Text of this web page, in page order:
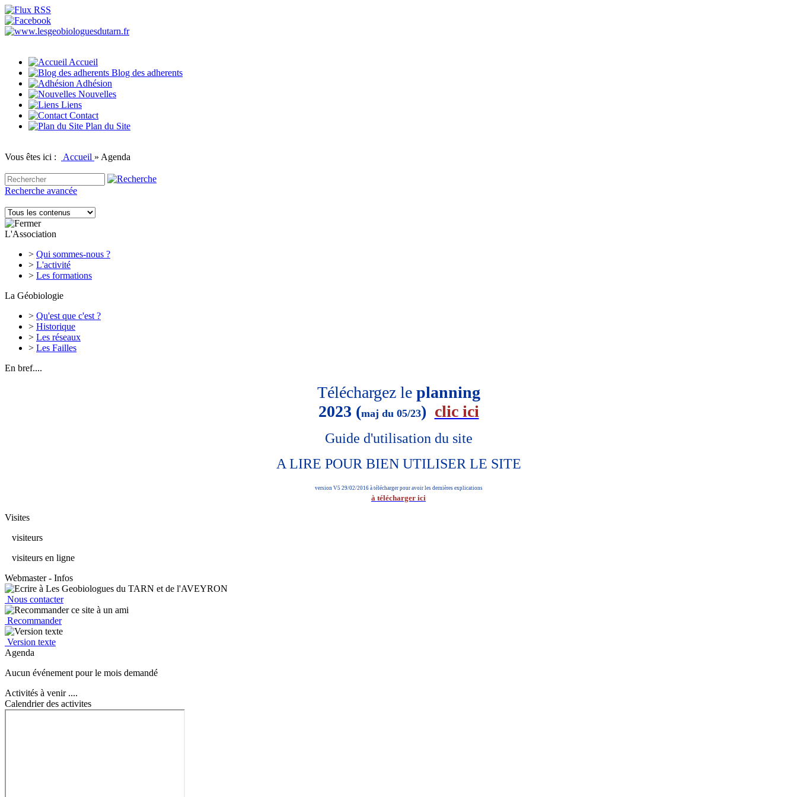
Accueil
Blog des adherents
Adhésion
Nouvelles
Liens
Contact
Plan du Site
Vous êtes ici : Accueil » Agenda
Recherche avancée
L'Association
> Qui sommes-nous ?
> L'activité
> Les formations
La Géobiologie
> Qu'est que c'est ?
> Historique
> Les réseaux
> Les Failles
En bref....
Téléchargez le planning
2023 (maj du 05/23) clic ici
Guide d'utilisation du site
A LIRE POUR BIEN UTILISER LE SITE
version V5 29/02/2016 à télécharger pour avoir les dernières explications
à télécharger ici
Visites
visiteurs
visiteurs en ligne
Webmaster - Infos
Nous contacter
Recommander
Version texte
Agenda
Aucun événement pour le mois demandé
Activités à venir ....
Calendrier des activites